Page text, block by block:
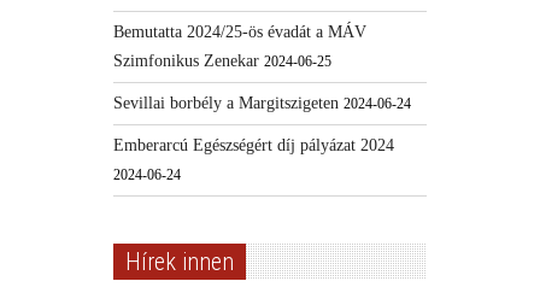
Bemutatta 2024/25-ös évadát a MÁV
Szimfonikus Zenekar 2024-06-25
Sevillai borbély a Margitszigeten 2024-06-24
Emberarcú Egészségért díj pályázat 2024
2024-06-24
Hírek innen